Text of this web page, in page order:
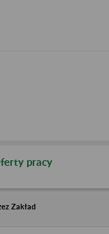
pracy
Zakład